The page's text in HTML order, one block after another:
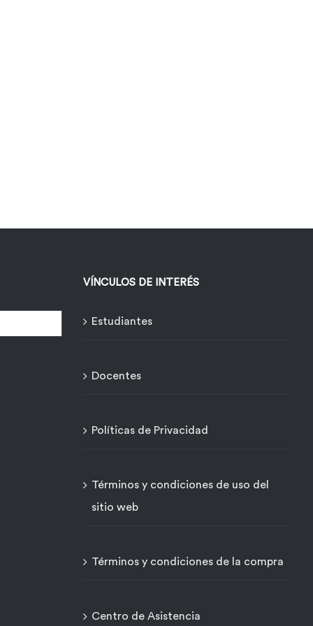
VÍNCULOS DE INTERÉS
Estudiantes
Docentes
Políticas de Privacidad
Términos y condiciones de uso del
sitio web
Términos y condiciones de la compra
Centro de Asistencia